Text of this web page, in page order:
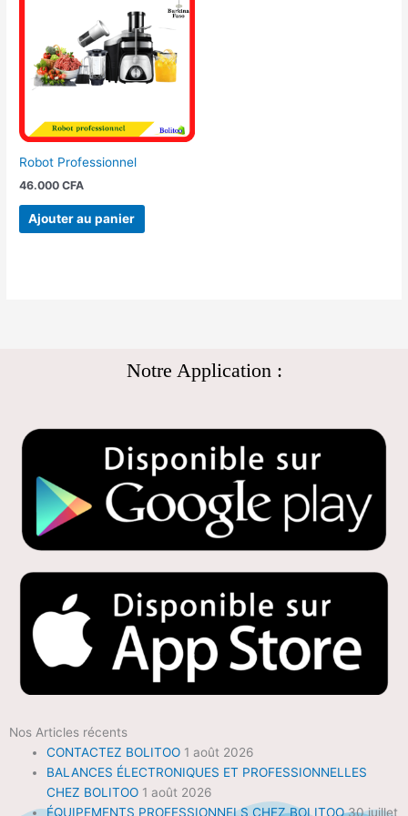
Robot Professionnel
46.000CFA
Ajouter au panier
Notre Application :
Nos Articles récents
CONTACTEZ BOLITOO 1 août 2026
BALANCES ÉLECTRONIQUES ET PROFESSIONNELLES
CHEZ BOLITOO 1 août 2026
ÉQUIPEMENTS PROFESSIONNELS CHEZ BOLITOO 30 juillet